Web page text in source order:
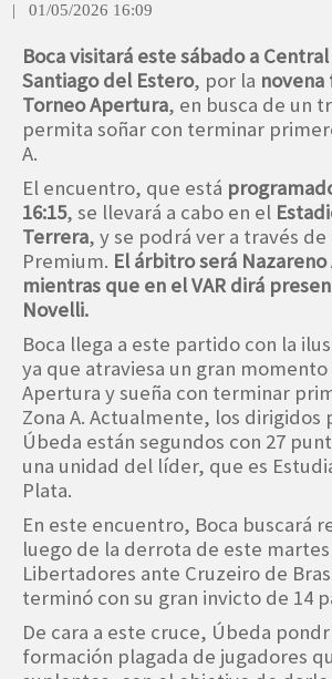
| 01/05/2026 16:09
Boca visitará este sábado a
Santiago del Estero, por la
Torneo Apertura, en busca de un
permita soñar con terminar
A.
El encuentro, que está
16:15, se llevará a cabo en el
Terrera, y se podrá ver a través
Premium. El árbitro será Nazareno
mientras que en el VAR dirá
Novelli.
Boca llega a este partido con la
ya que atraviesa un gran
Apertura y sueña con terminar
Zona A. Actualmente, los dirigidos
Úbeda están segundos con 27
una unidad del líder, que es
Plata.
En este encuentro, Boca buscará
luego de la derrota de este martes
Libertadores ante Cruzeiro de
terminó con su gran invicto de 14
De cara a este cruce, Úbeda
formación plagada de jugadores